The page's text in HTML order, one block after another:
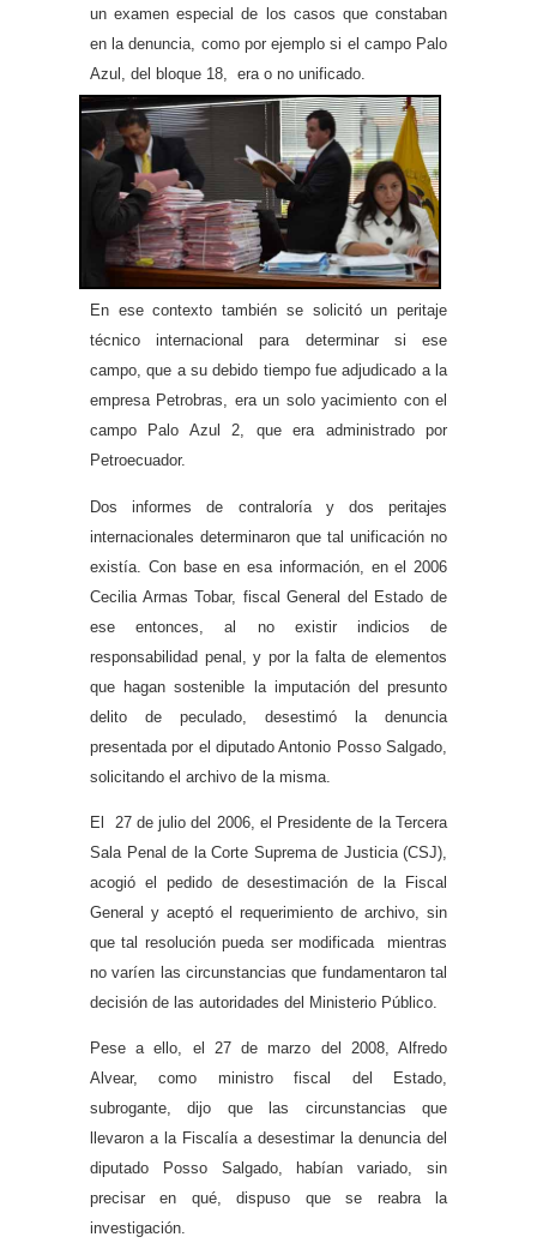
un examen especial de los casos que constaban
en la denuncia, como por ejemplo si el campo Palo
Azul, del bloque 18, era o no unificado.
En ese contexto también se solicitó un peritaje
técnico internacional para determinar si ese
campo, que a su debido tiempo fue adjudicado a la
empresa Petrobras, era un solo yacimiento con el
campo Palo Azul 2, que era administrado por
Petroecuador.
Dos informes de contraloría y dos peritajes
internacionales determinaron que tal unificación no
existía. Con base en esa información, en el 2006
Cecilia Armas Tobar, fiscal General del Estado de
ese entonces, al no existir indicios de
responsabilidad penal, y por la falta de elementos
que hagan sostenible la imputación del presunto
delito de peculado, desestimó la denuncia
presentada por el diputado Antonio Posso Salgado,
solicitando el archivo de la misma.
El 27 de julio del 2006, el Presidente de la Tercera
Sala Penal de la Corte Suprema de Justicia (CSJ),
acogió el pedido de desestimación de la Fiscal
General y aceptó el requerimiento de archivo, sin
que tal resolución pueda ser modificada mientras
no varíen las circunstancias que fundamentaron tal
decisión de las autoridades del Ministerio Público.
Pese a ello, el 27 de marzo del 2008, Alfredo
Alvear, como ministro fiscal del Estado,
subrogante, dijo que las circunstancias que
llevaron a la Fiscalía a desestimar la denuncia del
diputado Posso Salgado, habían variado, sin
precisar en qué, dispuso que se reabra la
investigación.